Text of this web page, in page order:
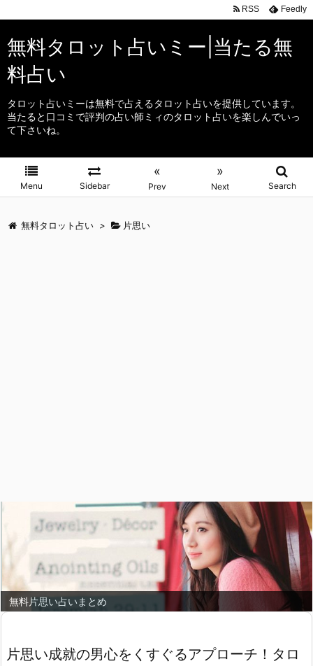
無料タロット占いミー|当たる無
料占い
タロット占いミーは無料で占えるタロット占いを提供しています。
当たると口コミで評判の占い師ミィのタロット占いを楽しんでいっ
て下さいね。
Menu Sidebar
«
Prev
»
Next Search
RSS Feedly
無料タロット占い > 片思い
無料片思い占いまとめ
片思い成就の男心をくすぐるアプローチ！タロ